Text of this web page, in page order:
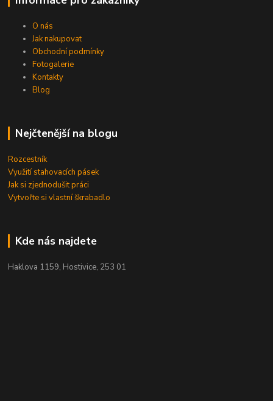
O nás
Jak nakupovat
Obchodní podmínky
Fotogalerie
Kontakty
Blog
Nejčtenější na blogu
Rozcestník
Využití stahovacích pásek
Jak si zjednodušit práci
Vytvořte si vlastní škrabadlo
Kde nás najdete
Haklova 1159, Hostivice, 253 01